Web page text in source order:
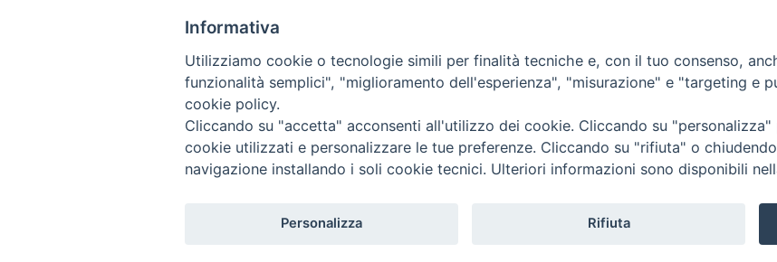
Privacy Policy Cookie Policy
Copyright © 2019 - Tutti i diritti riservati - Vita Trentina Editrice
Informativa
Utilizziamo cookie o tecnologie simili per finalità tecniche e, con il tuo consenso,
funzionalità semplici", "miglioramento dell'esperienza", "misurazione" e "targeting e
cookie policy.
Cliccando su "accetta" acconsenti all'utilizzo dei cookie. Cliccando su
cookie utilizzati e personalizzare le tue preferenze. Cliccando su "rifiuta" o
navigazione installando i soli cookie tecnici. Ulteriori informazioni sono disponibili
Personalizza Rifiuta